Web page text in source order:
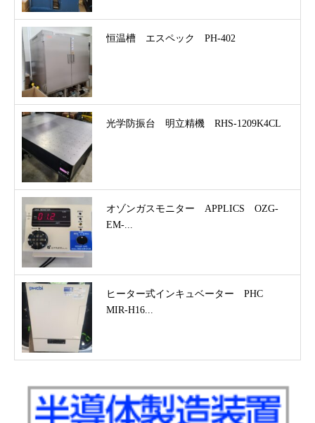
恒温槽 エスペック PH-402
光学防振台 明立精機 RHS-1209K4CL
オゾンガスモニター APPLICS OZG-
EM-...
ヒーター式インキュベーター PHC
MIR-H16...